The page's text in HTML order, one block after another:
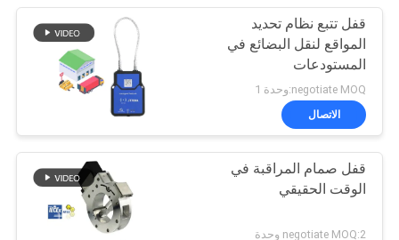
قفل تتبع نظام تحديد
المواقع لنقل البضائع في
المستودعات
negotiate MOQ:وحدة 1
الاتصال
قفل صمام المراقبة في
الوقت الحقيقي
negotiate MOQ:2 وحدة